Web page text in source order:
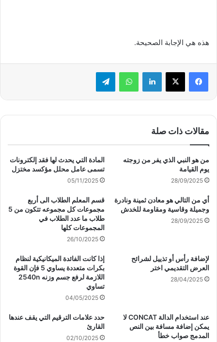
هذه هي الإجابة الصحيحة.
لينكدإن واتساب تيلقرام
مقالات ذات صلة
من هو النبي الذي يفر من زوجته
يوم القيامة
28/09/2025
المادة التي يحدث لها فقد إلكترونات
تسمى عامل محلل مؤكسد مختزل
05/11/2025
أي من التالي هو معادن ثمينة ونادرة
وجميلة وقاسية ومقاومة للخدش
28/09/2025
قسم المعلم الطلاب الى أربع
مجموعات كل مجموعه تتكون من 5
طلاب ما عدد الطلاب في
المجموعات كلها
26/10/2025
لإضافة رأس أو تذييل لشرائح
العرض التقديمي اختر
28/04/2025
إذا كانت الفائدة الميكانيكية لنظام
بكرات متعددة يساوي 5 فإن القوة
اللازمة لرفع جسم وزنه 2540n
تساوي
04/05/2025
عند استخدام الدالة CONCAT لا
يمكن إضافة مسافة بين النص
المدمج صواب خطأ
حدد علامات الترقيم التي يقف عندها
القارئ
02/10/2025